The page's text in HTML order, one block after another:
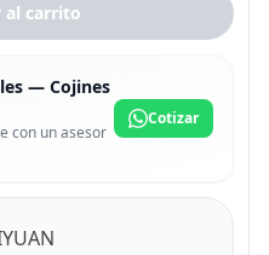
al carrito
— Cojines
con un asesor
Cotizar